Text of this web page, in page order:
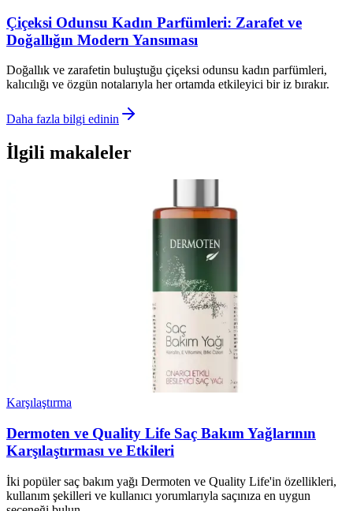
Çiçeksi Odunsu Kadın Parfümleri: Zarafet ve
Doğallığın Modern Yansıması
Doğallık ve zarafetin buluştuğu çiçeksi odunsu kadın parfümleri,
kalıcılığı ve özgün notalarıyla her ortamda etkileyici bir iz bırakır.
Daha fazla bilgi edinin
İlgili makaleler
Karşılaştırma
Dermoten ve Quality Life Saç Bakım Yağlarının
Karşılaştırması ve Etkileri
İki popüler saç bakım yağı Dermoten ve Quality Life'in özellikleri,
kullanım şekilleri ve kullanıcı yorumlarıyla saçınıza en uygun